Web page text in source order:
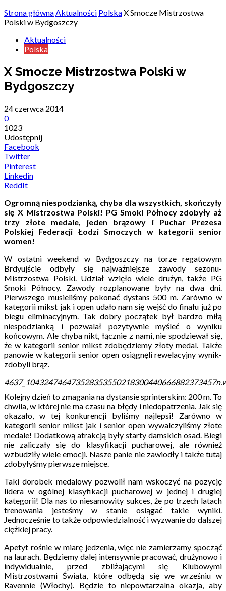
Strona głównaAktualności PolskaX Smocze Mistrzostwa
Polski w Bydgoszczy
Aktualności
Polska
X Smocze Mistrzostwa Polski w
Bydgoszczy
24 czerwca 2014
0
1023
Udostępnij
Facebook
Twitter
Pinterest
Linkedin
ReddIt
Ogromną niespodzianką, chyba dla wszystkich, skończyły
się X Mistrzostwa Polski! PG Smoki Północy zdobyły aż
trzy złote medale, jeden brązowy i Puchar Prezesa
Polskiej Federacji Łodzi Smoczych w kategorii senior
women!
W ostatni weekend w Bydgoszczy na torze regatowym
Brdyujście odbyły się najważniejsze zawody sezonu-
Mistrzostwa Polski. Udział wzięło wiele drużyn, także PG
Smoki Północy. Zawody rozplanowane były na dwa dni.
Pierwszego musieliśmy pokonać dystans 500 m. Zarówno w
kategorii mikst jak i open udało nam się wejść do finału już po
biegu eliminacyjnym. Tak dobry początek był bardzo miłą
niespodzianką i pozwalał pozytywnie myśleć o wyniku
końcowym. Ale chyba nikt, łącznie z nami, nie spodziewał się,
że w kategorii senior mikst zdobędziemy złoty medal. Także
panowie w kategorii senior open osiągnęli rewelacyjny wynik-
zdobyli brąz.
Kolejny dzień to zmagania na dystansie sprinterskim: 200 m. To
chwila, w której nie ma czasu na błędy i niedopatrzenia. Jak się
okazało, w tej konkurencji byliśmy najlepsi! Zarówno w
kategorii senior mikst jak i senior open wywalczyliśmy złote
medale! Dodatkową atrakcją były starty damskich osad. Biegi
nie zaliczały się do klasyfikacji pucharowej, ale również
wzbudziły wiele emocji. Nasze panie nie zawiodły i także tutaj
zdobyłyśmy pierwsze miejsce.
Taki dorobek medalowy pozwolił nam wskoczyć na pozycję
lidera w ogólnej klasyfikacji pucharowej w jednej i drugiej
kategorii! Dla nas to niesamowity sukces, że po trzech latach
trenowania jesteśmy w stanie osiągać takie wyniki.
Jednocześnie to także odpowiedzialność i wyzwanie do dalszej
ciężkiej pracy.
Apetyt rośnie w miarę jedzenia, więc nie zamierzamy spocząć
na laurach. Będziemy dalej intensywnie pracować, drużynowo i
indywidualnie, przed zbliżającymi się Klubowymi
Mistrzostwami Świata, które odbędą się we wrześniu w
Ravennie (Włochy). Będzie to niepowtarzalna okazja, aby